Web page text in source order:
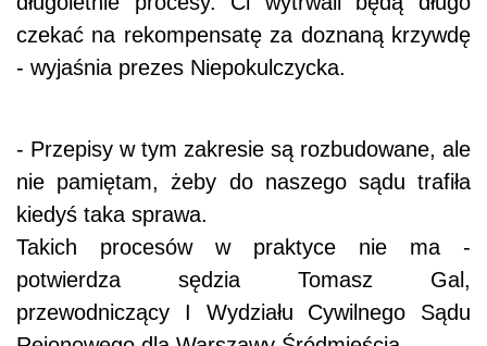
czekać na rekompensatę za doznaną krzywdę
- wyjaśnia prezes Niepokulczycka.
- Przepisy w tym zakresie są rozbudowane, ale
nie pamiętam, żeby do naszego sądu trafiła
kiedyś taka sprawa.
Takich procesów w praktyce nie ma -
potwierdza sędzia Tomasz Gal,
przewodniczący I Wydziału Cywilnego Sądu